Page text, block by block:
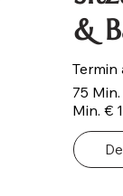
&
Termin
75
Min. €